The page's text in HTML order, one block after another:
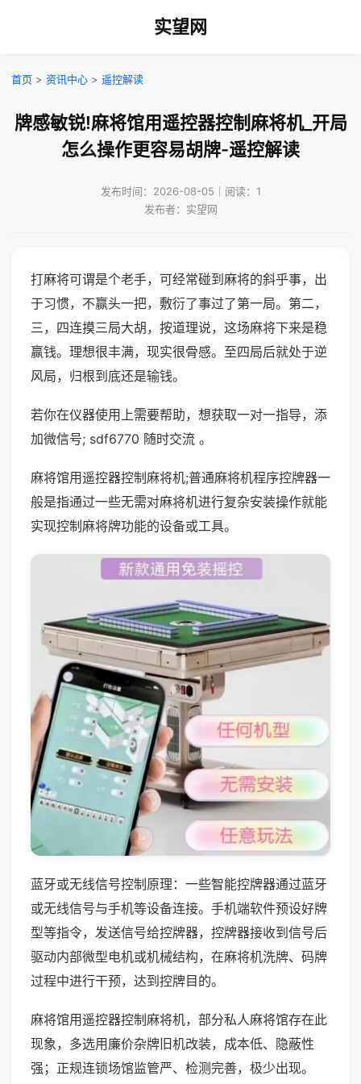
实望网
首页 > 资讯中心 > 遥控解读
牌感敏锐!麻将馆用遥控器控制麻将机_开局
怎么操作更容易胡牌-遥控解读
发布时间：2026-08-05｜阅读：1
发布者：实望网
打麻将可谓是个老手，可经常碰到麻将的斜乎事，出
于习惯，不赢头一把，敷衍了事过了第一局。第二，
三，四连摸三局大胡，按道理说，这场麻将下来是稳
赢钱。理想很丰满，现实很骨感。至四局后就处于逆
风局，归根到底还是输钱。
若你在仪器使用上需要帮助，想获取一对一指导，添
加微信号; sdf6770 随时交流 。
麻将馆用遥控器控制麻将机;普通麻将机程序控牌器一
般是指通过一些无需对麻将机进行复杂安装操作就能
实现控制麻将牌功能的设备或工具。
蓝牙或无线信号控制原理：一些智能控牌器通过蓝牙
或无线信号与手机等设备连接。手机端软件预设好牌
型等指令，发送信号给控牌器，控牌器接收到信号后
驱动内部微型电机或机械结构，在麻将机洗牌、码牌
过程中进行干预，达到控牌目的。
麻将馆用遥控器控制麻将机，部分私人麻将馆存在此
现象，多选用廉价杂牌旧机改装，成本低、隐蔽性
强；正规连锁场馆监管严、检测完善，极少出现。